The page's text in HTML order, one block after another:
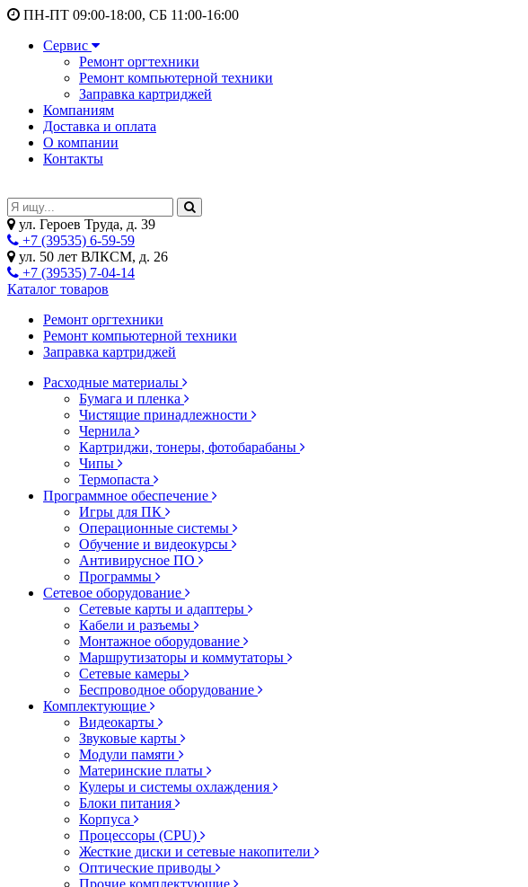
ПН-ПТ 09:00-18:00, СБ 11:00-16:00
Сервис
Ремонт оргтехники
Ремонт компьютерной техники
Заправка картриджей
Компаниям
Доставка и оплата
О компании
Контакты
ул. Героев Труда, д. 39
+7 (39535) 6-59-59
ул. 50 лет ВЛКСМ, д. 26
+7 (39535) 7-04-14
Каталог товаров
Ремонт оргтехники
Ремонт компьютерной техники
Заправка картриджей
Расходные материалы
Бумага и пленка
Чистящие принадлежности
Чернила
Картриджи, тонеры, фотобарабаны
Чипы
Термопаста
Программное обеспечение
Игры для ПК
Операционные системы
Обучение и видеокурсы
Антивирусное ПО
Программы
Сетевое оборудование
Сетевые карты и адаптеры
Кабели и разъемы
Монтажное оборудование
Маршрутизаторы и коммутаторы
Сетевые камеры
Беспроводное оборудование
Комплектующие
Видеокарты
Звуковые карты
Модули памяти
Материнские платы
Кулеры и системы охлаждения
Блоки питания
Корпуса
Процессоры (CPU)
Жесткие диски и сетевые накопители
Оптические приводы
Прочие комплектующие